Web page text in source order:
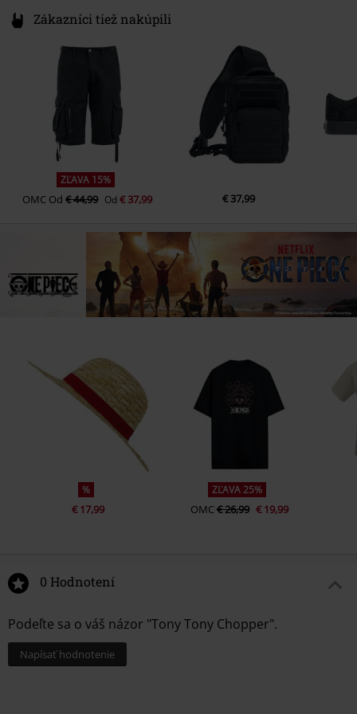
Zákazníci tiež nakúpili
ZĽAVA 15%
OMC Od€ 44,99 Od€ 37,99 € 37,99
%
€ 17,99
ZĽAVA 25%
OMC€ 26,99 € 19,99
0 Hodnotení
Podeľte sa o váš názor "Tony Tony Chopper".
Napísať hodnotenie